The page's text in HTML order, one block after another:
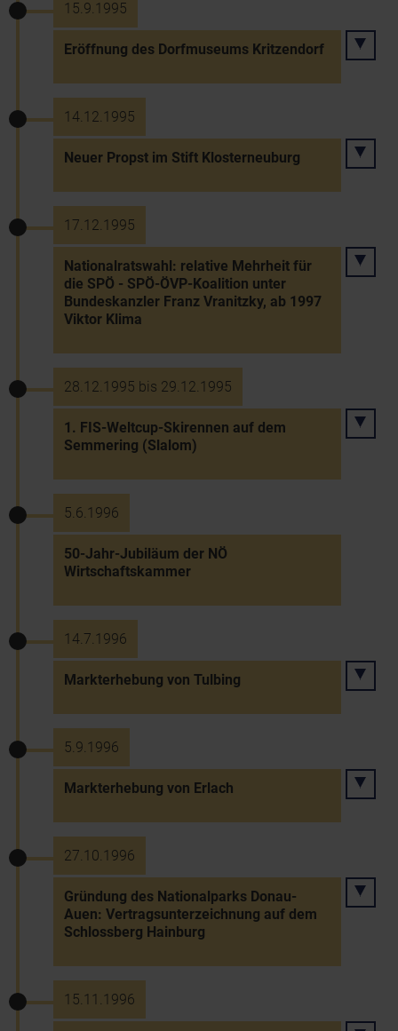
15.9.1995
Eröffnung des Dorfmuseums Kritzendorf
14.12.1995
Neuer Propst im Stift Klosterneuburg
17.12.1995
Nationalratswahl: relative Mehrheit für
die SPÖ - SPÖ-ÖVP-Koalition unter
Bundeskanzler Franz Vranitzky, ab 1997
Viktor Klima
28.12.1995 bis 29.12.1995
1. FIS-Weltcup-Skirennen auf dem
Semmering (Slalom)
5.6.1996
50-Jahr-Jubiläum der NÖ
Wirtschaftskammer
14.7.1996
Markterhebung von Tulbing
5.9.1996
Markterhebung von Erlach
27.10.1996
Gründung des Nationalparks Donau-
Auen: Vertragsunterzeichnung auf dem
Schlossberg Hainburg
15.11.1996